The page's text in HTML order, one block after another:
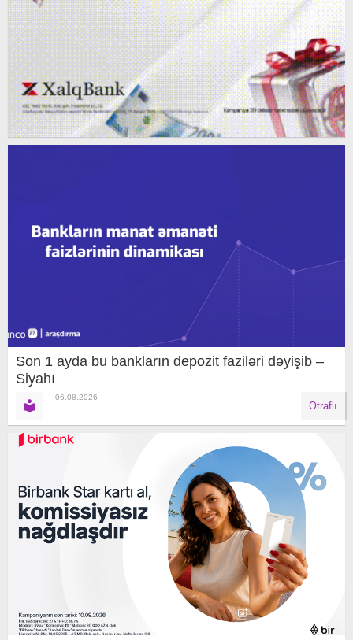
Son 1 ayda bu bankların depozit faziləri dəyişib –
Siyahı
06.08.2026
Ətraflı